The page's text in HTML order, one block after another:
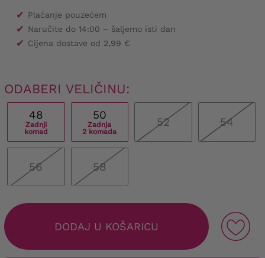
✔ Plaćanje pouzećem
✔ Naručite do 14:00 – šaljemo isti dan
✔ Cijena dostave od 2,99 €
ODABERI VELIČINU:
48
Zadnji
komad
50
Zadnja
2 komada
52 54
56 58
DODAJ U KOŠARICU